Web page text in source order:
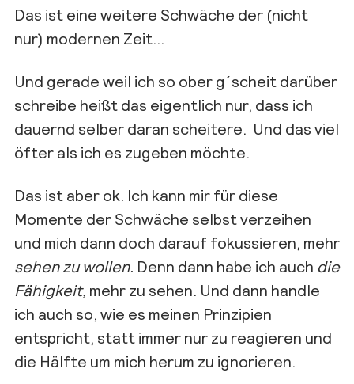
Das ist eine weitere Schwäche der (nicht
nur) modernen Zeit…
Und gerade weil ich so ober g´scheit darüber
schreibe heißt das eigentlich nur, dass ich
dauernd selber daran scheitere. Und das viel
öfter als ich es zugeben möchte.
Das ist aber ok. Ich kann mir für diese
Momente der Schwäche selbst verzeihen
und mich dann doch darauf fokussieren, mehr
sehen zu wollen. Denn dann habe ich auch die
Fähigkeit, mehr zu sehen. Und dann handle
ich auch so, wie es meinen Prinzipien
entspricht, statt immer nur zu reagieren und
die Hälfte um mich herum zu ignorieren.